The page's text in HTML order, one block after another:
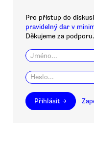
Pro přístup do
pravidelný dar v
Děkujeme za podporu.
Přihlásit →